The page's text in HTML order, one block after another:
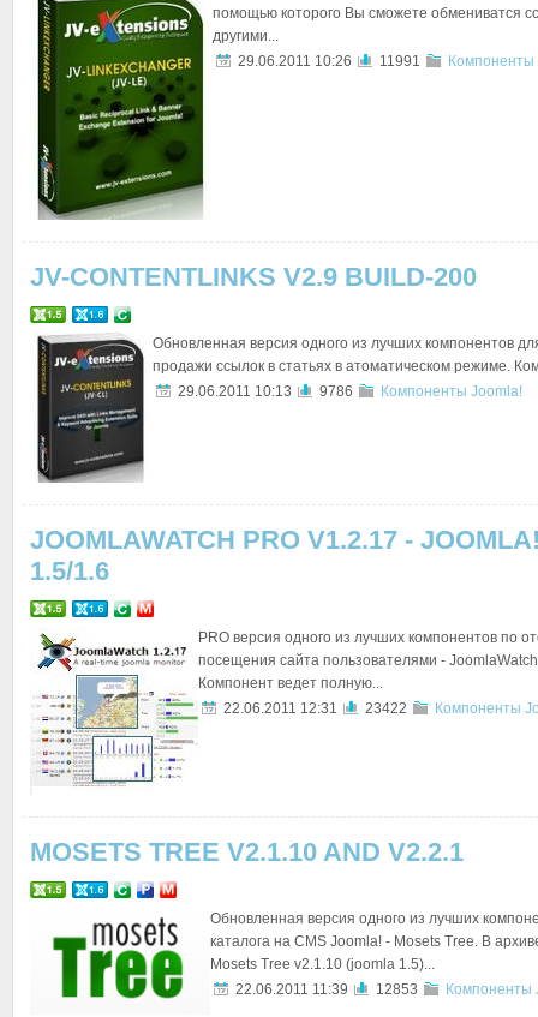
помощью которого Вы сможете обмениватся
другими...
29.06.2011 10:26
11991 Компоненты
JV-CONTENTLINKS V2.9 BUILD-200
Обновленная версия одного из лучших компонентов
продажи ссылок в статьях в атоматическом режиме.
29.06.2011 10:13
9786 Компоненты Joomla!
JOOMLAWATCH PRO V1.2.17 -
1.5/1.6
PRO версия одного из лучших компонентов по
посещения сайта пользователями -
Компонент ведет полную...
22.06.2011 12:31
23422 Компоненты
MOSETS TREE V2.1.10 AND V2.2.1
Обновленная версия одного из лучших
каталога на CMS Joomla! - Mosets Tree. В
Mosets Tree v2.1.10 (joomla 1.5)...
22.06.2011 11:39
12853 Компоненты